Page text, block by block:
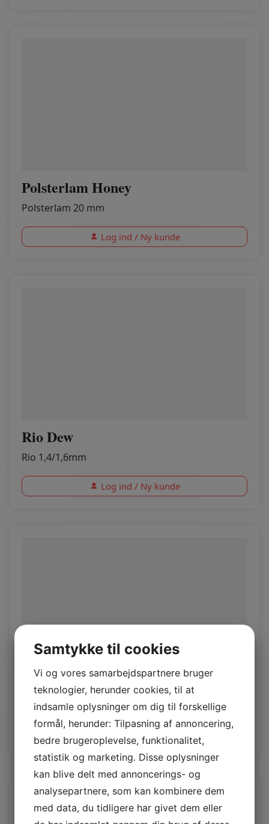
Polsterlam Honey
Polsterlam 20 mm
Log ind / Ny kunde
Rio Dew
Rio 1,4/1,6mm
Log ind / Ny kunde
Polsterlam Moon
Polsterlam 20 mm
Log ind / Ny kunde
Samtykke til cookies
Vi og vores samarbejdspartnere bruger
teknologier, herunder cookies, til at
indsamle oplysninger om dig til forskellige
formål, herunder: Tilpasning af annoncering,
bedre brugeroplevelse, funktionalitet,
statistik og marketing. Disse oplysninger
kan blive delt med annoncerings- og
analysepartnere, som kan kombinere dem
med data, du tidligere har givet dem eller